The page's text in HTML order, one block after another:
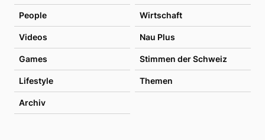
People Wirtschaft
Videos Nau Plus
Games Stimmen der Schweiz
Lifestyle Themen
Archiv